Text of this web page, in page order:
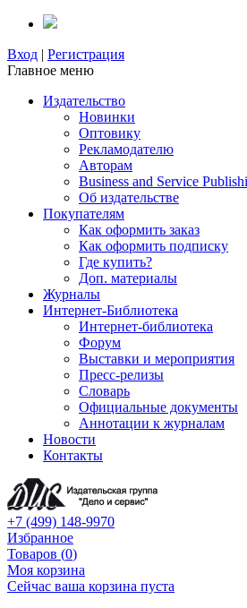
Вход | Регистрация
Главное меню
Издательство
Новинки
Оптовику
Рекламодателю
Авторам
Business and Service
Об издательстве
Покупателям
Как оформить заказ
Как оформить подписку
Где купить?
Доп. материалы
Журналы
Интернет-Библиотека
Интернет-библиотека
Форум
Выставки и мероприятия
Пресс-релизы
Словарь
Официальные документы
Аннотации к журналам
Новости
Контакты
+7 (499) 148-9970
Избранное
Товаров (0)
Моя корзина
Сейчас ваша корзина пуста